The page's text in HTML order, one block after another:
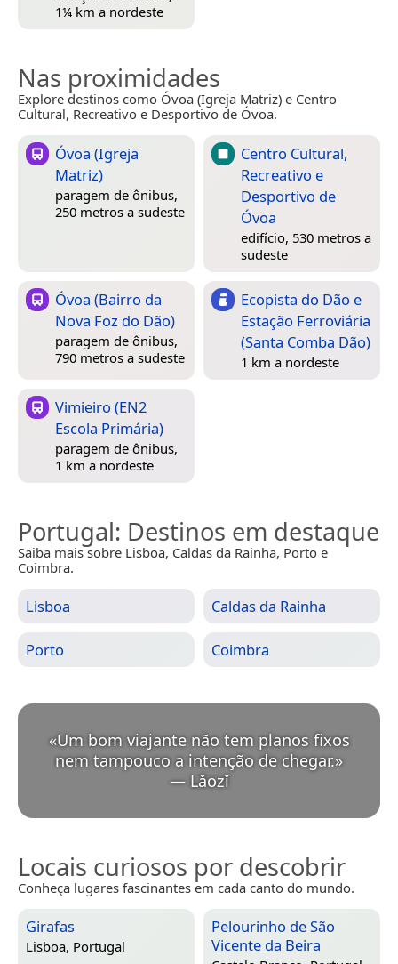
1¼ km a nordeste
Nas proximidades
Explore destinos como Óvoa (Igreja Matriz) e Centro
Cultural, Recreativo e Desportivo de Óvoa.
Óvoa (Igreja
Matriz)
paragem de ônibus,
250 metros a sudeste
Centro Cultural,
Recreativo e
Desportivo de
Óvoa
edifício, 530 metros a
sudeste
Óvoa (Bairro da
Nova Foz do Dão)
paragem de ônibus,
790 metros a sudeste
Ecopista do Dão e
Estação Ferroviária
(Santa Comba Dão)
1 km a nordeste
Vimieiro (EN2
Escola Primária)
paragem de ônibus,
1 km a nordeste
Portugal: Destinos em destaque
Saiba mais sobre Lisboa, Caldas da Rainha, Porto e
Coimbra.
Lisboa Caldas da Rainha
Porto Coimbra
«Um bom viajante não tem planos fixos
nem tampouco a intenção de chegar.
— Lǎozǐ
Locais curiosos por descobrir
Conheça lugares fascinantes em cada canto do mundo.
Girafas
Lisboa, Portugal
Pelourinho de São
Vicente da Beira